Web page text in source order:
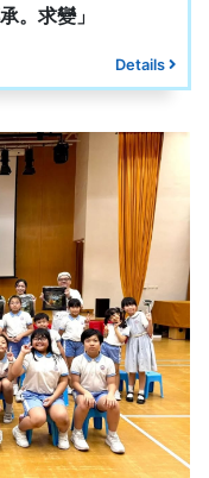
。求變」
Details